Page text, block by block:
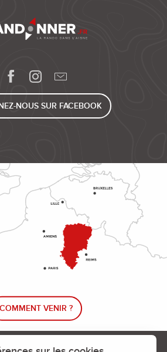
fusillés de Vingré
ligne
NOUS SUR FACEBOOK
COMMENT VENIR ?